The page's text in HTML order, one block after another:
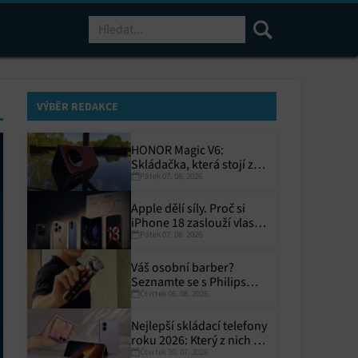
VÝBĚR REDAKCE
HONOR Magic V6:
Skládačka, která stojí za
toPátek 07. 08. 2026
Apple dělí síly. Proč si
iPhone 18 zaslouží vlastní
termín?
Pátek 07. 08. 2026
Váš osobní barber?
Seznamte se s Philips
i9000 Prestige Ultra
Čtvrtek 06. 08. 2026
Nejlepší skládací telefony
roku 2026: Který z nich si
zaslouží místo ve vaší
Čtvrtek 30. 07. 2026